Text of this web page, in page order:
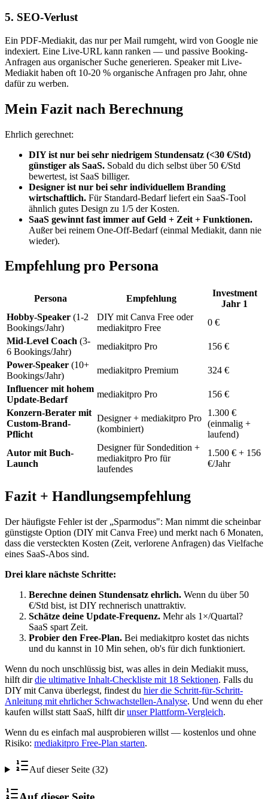
5. SEO-Verlust
Ein PDF-Mediakit, das nur per Mail rumgeht, wird von Google nie
indexiert. Eine Live-URL kann ranken — und passive Booking-
Anfragen aus organischer Suche generieren. Speaker mit Live-
Mediakit haben oft 10-20 % organische Anfragen pro Jahr, ohne
dafür zu werben.
Mein Fazit nach Berechnung
Ehrlich gerechnet:
DIY ist nur bei sehr niedrigem Stundensatz (<30 €/Std)
günstiger als SaaS. Sobald du dich selbst über 50 €/Std
bewertest, ist SaaS billiger.
Designer ist nur bei sehr individuellem Branding
wirtschaftlich. Für Standard-Bedarf liefert ein SaaS-Tool
ähnlich gutes Design zu 1/5 der Kosten.
SaaS gewinnt fast immer auf Geld + Zeit + Funktionen.
Außer bei reinem One-Off-Bedarf (einmal Mediakit, dann nie
wieder).
Empfehlung pro Persona
Persona Empfehlung
Investment
Jahr 1
Hobby-Speaker (1-2
Bookings/Jahr)
DIY mit Canva Free oder
mediakitpro Free
0 €
Mid-Level Coach (3-
6 Bookings/Jahr)
mediakitpro Pro
156 €
Power-Speaker (10+
Bookings/Jahr)
mediakitpro Premium
324 €
Influencer mit hohem
Update-Bedarf
mediakitpro Pro
156 €
Konzern-Berater mit
Custom-Brand-
Pflicht
Designer + mediakitpro Pro
(kombiniert)
1.300 €
(einmalig +
laufend)
Autor mit Buch-
Launch
Designer für Sondedition +
mediakitpro Pro für
laufendes
1.500 € + 156
€/Jahr
Fazit + Handlungsempfehlung
Der häufigste Fehler ist der „Sparmodus": Man nimmt die scheinbar
günstigste Option (DIY mit Canva Free) und merkt nach 6 Monaten,
dass die versteckten Kosten (Zeit, verlorene Anfragen) das Vielfache
eines SaaS-Abos sind.
Drei klare nächste Schritte:
Berechne deinen Stundensatz ehrlich. Wenn du über 50
€/Std bist, ist DIY rechnerisch unattraktiv.
Schätze deine Update-Frequenz. Mehr als 1×/Quartal?
SaaS spart Zeit.
Probier den Free-Plan. Bei mediakitpro kostet das nichts
und du kannst in 10 Min sehen, ob's für dich funktioniert.
Wenn du noch unschlüssig bist, was alles in dein Mediakit muss,
hilft dirdie ultimative Inhalt-Checkliste mit 18 Sektionen. Falls du
DIY mit Canva überlegst, findest du hier die Schritt-für-Schritt-
Anleitung mit ehrlicher Schwachstellen-Analyse. Und wenn du eher
kaufen willst statt SaaS, hilft dirunser Plattform-Vergleich.
Wenn du es einfach mal ausprobieren willst — kostenlos und ohne
Risiko: mediakitpro Free-Plan starten.
Auf dieser Seite (32)